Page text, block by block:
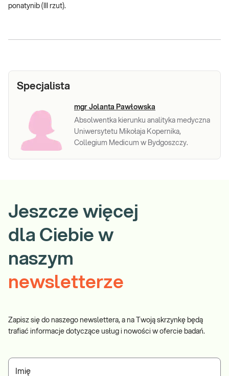
ponatynib (III rzut).
Specjalista
mgr Jolanta Pawłowska
Absolwentka kierunku analityka medyczna
Uniwersytetu Mikołaja Kopernika,
Collegium Medicum w Bydgoszczy.
Jeszcze więcej
dla Ciebie w
naszym
newsletterze
Zapisz się do naszego newslettera, a na Twoją skrzynkę będą
trafiać informacje dotyczące usług i nowości w ofercie badań.
Imię